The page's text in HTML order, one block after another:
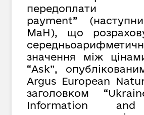
передоплати
payment”
MaH), що
значення між
“Ask”,
Argus European
заголовком
Information and